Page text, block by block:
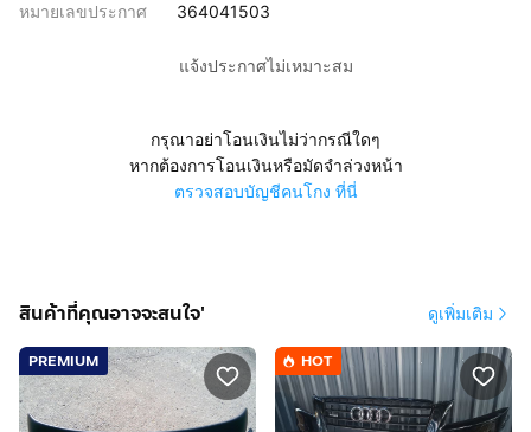
หมายเลขประกาศ
364041503
แจ้งประกาศไม่เหมาะสม
กรุณาอย่าโอนเงินไม่ว่ากรณีใดๆ
หากต้องการโอนเงินหรือมัดจำล่วงหน้า
ตรวจสอบบัญชีคนโกง ที่นี่
สินค้าที่คุณอาจจะสนใจ' ดูเพิ่มเติม
PREMIUM HOT